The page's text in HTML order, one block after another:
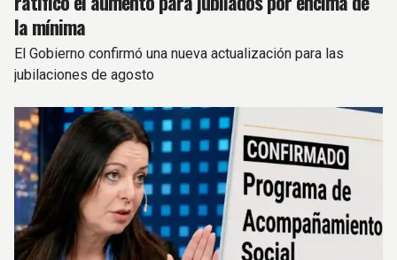
la mínima
El Gobierno confirmó una nueva actualización para las
jubilaciones de agosto